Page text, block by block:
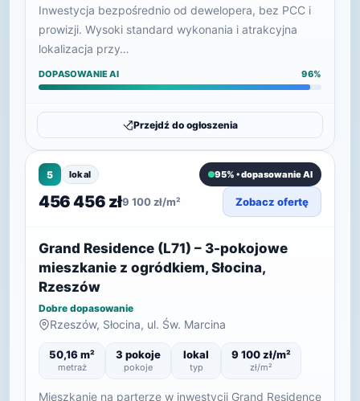
Inwestycja bezpośrednio od dewelopera, bez PCC i
prowizji. Wysoki standard wykonania i atrakcyjna
lokalizacja przy…
DOPASOWANIE AI 96%
Przejdź do ogłoszenia
5 lokal 95% • dopasowanie AI
456 456 zł9 100 zł/m² Zobacz ofertę
Grand Residence (L71) – 3-pokojowe
mieszkanie z ogródkiem, Słocina,
Rzeszów
Dobre dopasowanie
Rzeszów, Słocina, ul. Św. Marcina
50,16 m²
metraż
3 pokoje
pokoje
lokal
typ
9 100 zł/m²
zł/m²
Mieszkanie na parterze w inwestycji Grand Residence